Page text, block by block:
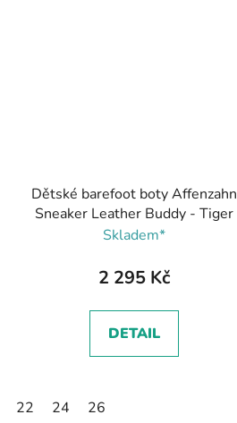
Dětské barefoot boty Affenzahn
Sneaker Leather Buddy - Tiger
Skladem*
2 295 Kč
DETAIL
22 24 26